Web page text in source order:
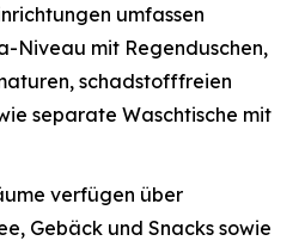
umfassen
Niveau mit Regenduschen,
schadstofffreien
separate Waschtische mit
verfügen über
Gebäck und Snacks sowie